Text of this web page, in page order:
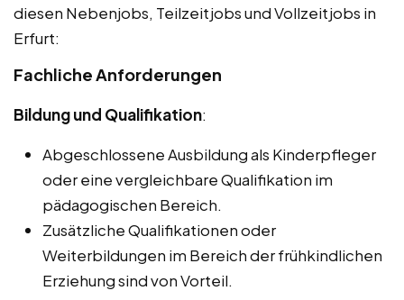
diesen Nebenjobs, Teilzeitjobs und Vollzeitjobs in
Erfurt:
Fachliche Anforderungen
Bildung und Qualifikation:
Abgeschlossene Ausbildung als Kinderpfleger
oder eine vergleichbare Qualifikation im
pädagogischen Bereich.
Zusätzliche Qualifikationen oder
Weiterbildungen im Bereich der frühkindlichen
Erziehung sind von Vorteil.